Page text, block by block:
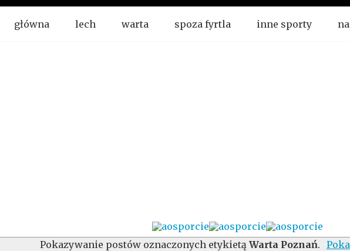
główna lech warta spoza fyrtla inne sporty
Pokazywanie postów oznaczonych etykietąWarta Poznań.